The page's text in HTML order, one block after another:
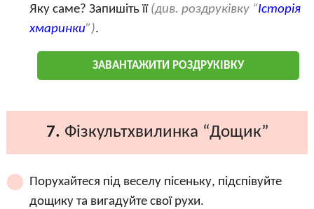
Яку саме? Запишіть її (див. роздруківку “Історія
хмаринки”).
ЗАВАНТАЖИТИ РОЗДРУКІВКУ
7. Фізкультхвилинка “Дощик”
Порухайтеся під веселу пісеньку, підспівуйте
дощику та вигадуйте свої рухи.